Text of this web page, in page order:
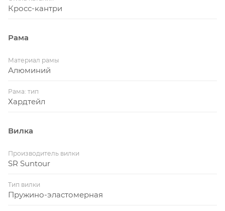
Кросс-кантри
Рама
Материал рамы
Алюминий
Рама: тип
Хардтейл
Вилка
Производитель вилки
SR Suntour
Тип вилки
Пружино-эластомерная